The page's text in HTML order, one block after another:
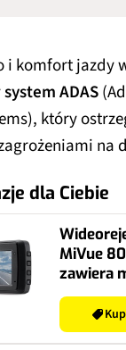
i komfort jazdy
system ADAS
który
na
dla Ciebie
MiVue
zawiera